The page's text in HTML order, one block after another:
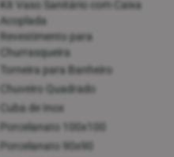
Kit Vaso Sanitário com Caixa
Acoplada
Revestimento para
Churrasqueira
Torneira para Banheiro
Chuveiro Quadrado
Cuba de Inox
Porcelanato 100x100
Porcelanato 90x90